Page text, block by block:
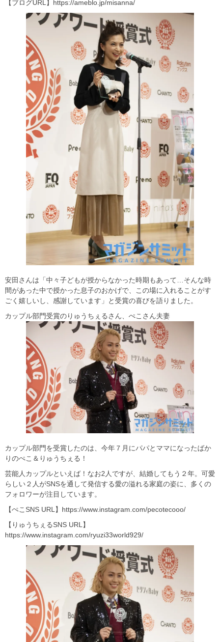
【ブログURL】https://ameblo.jp/misanna/
安田さんは「中々子どもが授からなかった時期もあって…そんな時
間があった中で授かった息子のおかげで、この場に入れることがす
ごく嬉しいし、感謝しています」と受賞の喜びを語りました。
カップル部門受賞のりゅうちぇるさん、ぺこさん夫妻
カップル部門を受賞したのは、今年７月にパパとママになったばか
りのぺこ＆りゅうちぇる！
芸能人カップルといえば！なお2人ですが、結婚してもう２年。可愛
らしい２人がSNSを通して発信する愛の溢れる家庭の姿に、多くの
フォロワーが注目しています。
【ぺこSNS URL】https://www.instagram.com/pecotecooo/
【りゅうちぇるSNS URL】
https://www.instagram.com/ryuzi33world929/